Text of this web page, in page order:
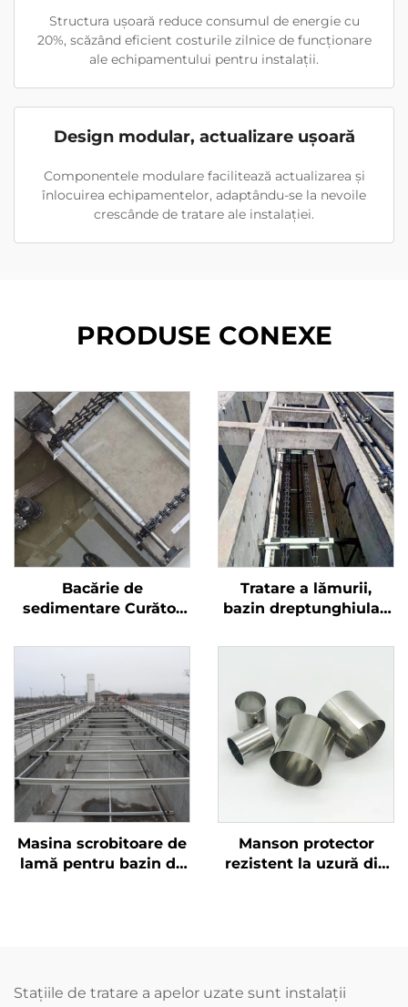
Structura ușoară reduce consumul de energie cu
20%, scăzând eficient costurile zilnice de funcționare
ale echipamentului pentru instalații.
Design modular, actualizare ușoară
Componentele modulare facilitează actualizarea și
înlocuirea echipamentelor, adaptându-se la nevoile
crescânde de tratare ale instalației.
PRODUSE CONEXE
Bacărie de
sedimentare Curător
Lanț curător ne-
Tratare a lămurii,
bazin dreptunghiular,
metalic, roată dentată
Masina scrobitoare de
lamă pentru bazin de
Manson protector
rezistent la uzură din
Stațiile de tratare a apelor uzate sunt instalații